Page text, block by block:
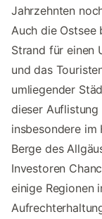
Jahrzehnten
Auch die Ostsee
Strand für einen
und das
umliegender
dieser Auflistung
insbesondere im
Berge des
Investoren
einige Regionen